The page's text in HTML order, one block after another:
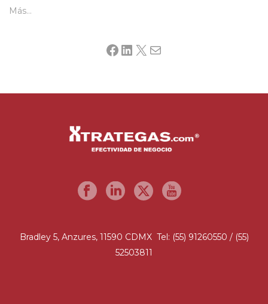
Más…
Facebook
LinkedIn
X Mail
Bradley 5, Anzures, 11590 CDMX Tel: (55) 91260550 / (55)
52503811